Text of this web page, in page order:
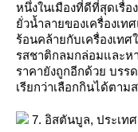
หนึ่งในเมืองที่ดีที่สุดเรื่
วน้ำลายของเครื่องเท
ร้อนคล้ายกับเครื่องเท
รสชาติกลมกล่อมและห
ราคายังถูกอีกด้วย บรร
เรียกว่าเลือกกินได้ตาม
7. อิสตันบูล, ประเทศ